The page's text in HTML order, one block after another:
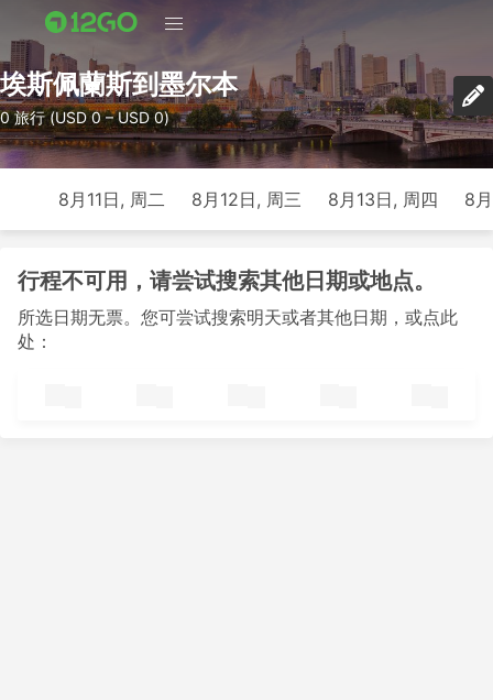
埃斯佩蘭斯到墨尔本
0 旅行 (USD 0 – USD 0)
8月11日, 周二 8月12日, 周三 8月13日, 周四 8
行程不可用，请尝试搜索其他日期或地点。
所选日期无票。您可尝试搜索明天或者其他日期，或点此
处：